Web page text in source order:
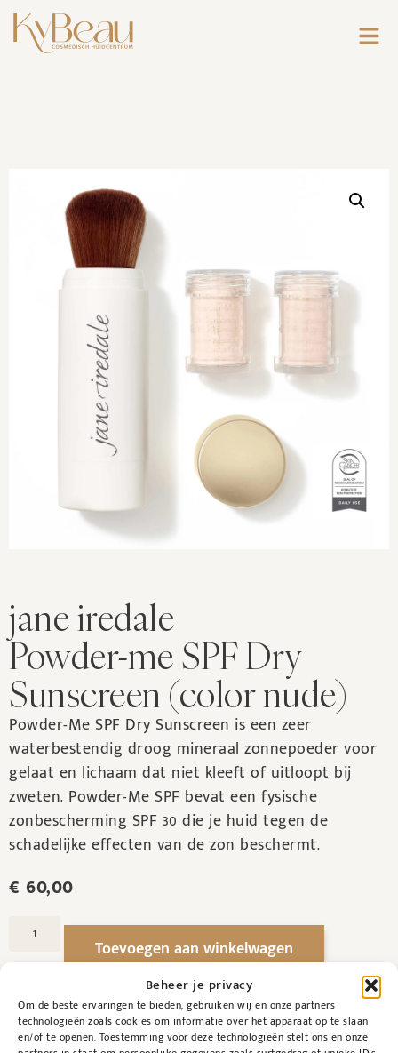
Beheer je privacy
Om de beste ervaringen te bieden, gebruiken wij en onze partners
technologieën zoals cookies om informatie over het apparaat op te slaan
en/of te openen. Toestemming voor deze technologieën stelt ons en onze
jane iredale
Powder-me SPF Dry
Sunscreen (color nude)
Powder-Me SPF Dry Sunscreen is een zeer
waterbestendig droog mineraal zonnepoeder voor
gelaat en lichaam dat niet kleeft of uitloopt bij
zweten. Powder-Me SPF bevat een fysische
zonbescherming SPF 30 die je huid tegen de
schadelijke effecten van de zon beschermt.
€ 60,00
Toevoegen aan winkelwagen